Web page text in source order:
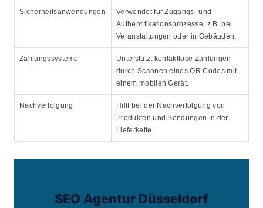
Sicherheitsanwendungen
Verwendet für Zugangs- und
Authentifikationsprozesse, z.B. bei
Veranstaltungen oder in Gebäuden.
Zahlungssysteme
Unterstützt kontaktlose Zahlungen
durch Scannen eines QR Codes mit
einem mobilen Gerät.
Nachverfolgung
Hilft bei der Nachverfolgung von
Produkten und Sendungen in der
Lieferkette.
SEO Agentur Düsseldorf